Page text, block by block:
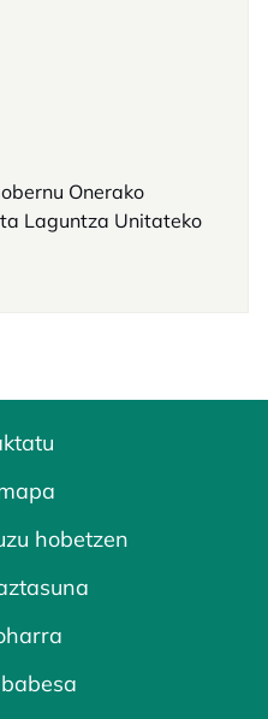
Onerako
Laguntza Unitateko
hobetzen